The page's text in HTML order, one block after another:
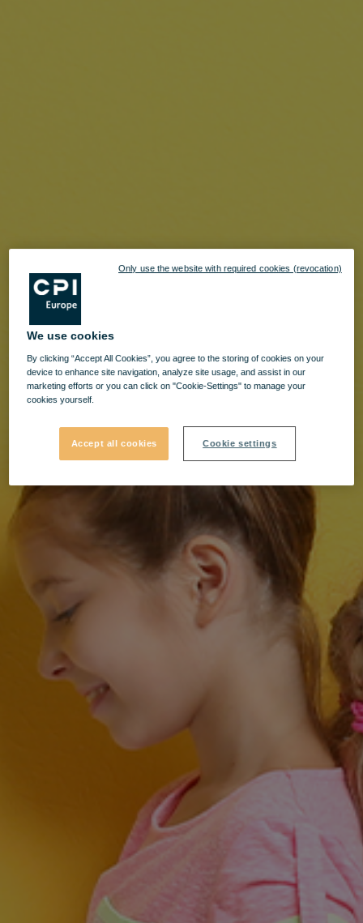
We use cookies
By clicking “Accept All Cookies”, you agree to the storing of cookies on your
device to enhance site navigation, analyze site usage, and assist in our
marketing efforts or you can click on "Cookie-Settings" to manage your
cookies yourself.
Accept all cookies Cookie settings
Only use the website with required cookies (revocation)